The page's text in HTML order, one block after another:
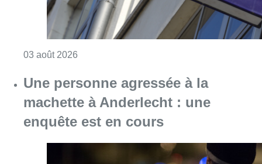
03 août 2026
Une personne agressée à la
machette à Anderlecht : une
enquête est en cours